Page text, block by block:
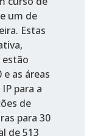
um de
Estas
estão
e as áreas
para a
de
para 30
de 513